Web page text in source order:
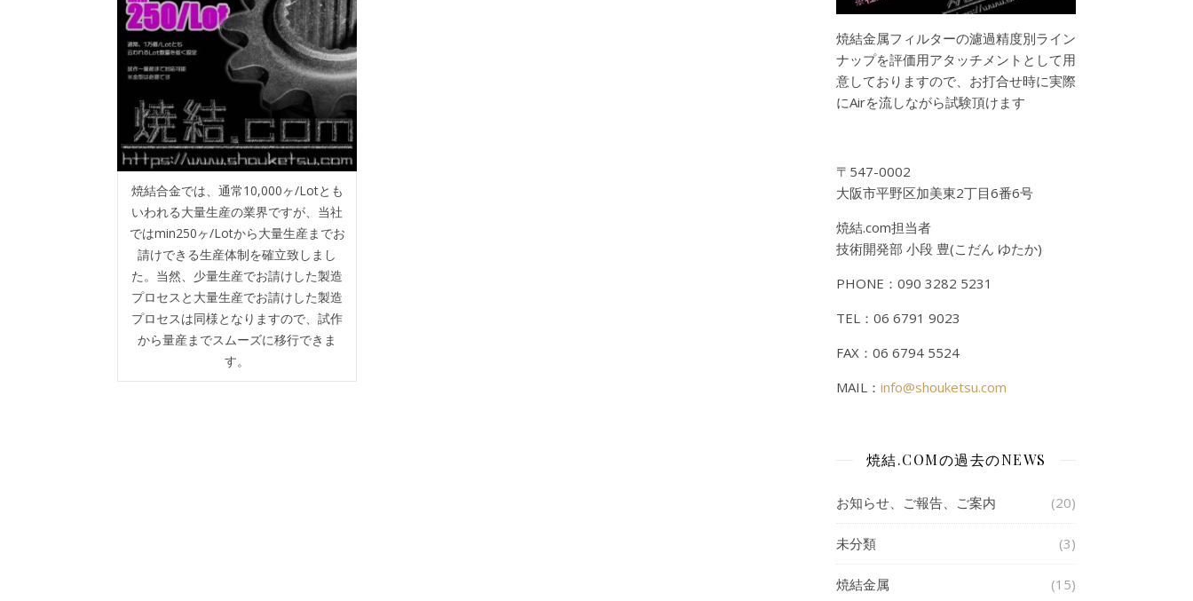
焼結合金では、通常10,000ヶ/Lotとも
いわれる大量生産の業界ですが、当社
ではmin250ヶ/Lotから大量生産までお
請けできる生産体制を確立致しまし
た。当然、少量生産でお請けした製造
プロセスと大量生産でお請けした製造
プロセスは同様となりますので、試作
から量産までスムーズに移行できま
す。
焼結金属フィルターの濾過精度別ライン
ナップを評価用アタッチメントとして用
意しておりますので、お打合せ時に実際
にAirを流しながら試験頂けます
〒547-0002
大阪市平野区加美東2丁目6番6号
焼結.com担当者
技術開発部 小段 豊(こだん ゆたか)
PHONE：090 3282 5231
TEL：06 6791 9023
FAX：06 6794 5524
MAIL： info@shouketsu.com
焼結.COMの過去のNEWS
お知らせ、ご報告、ご案内 (20)
未分類 (3)
焼結金属 (15)